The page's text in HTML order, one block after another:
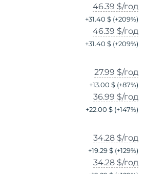
46.39 $/год
+31.40 $ (+209%)
46.39 $/год
+31.40 $ (+209%)
27.99 $/год
+13.00 $ (+87%)
36.99 $/год
+22.00 $ (+147%)
34.28 $/год
+19.29 $ (+129%)
34.28 $/год